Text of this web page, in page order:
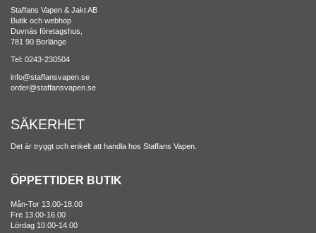
Staffans Vapen & Jakt AB
Butik och webhop
Duvnäs företagshus,
781 90 Borlänge
Tel: 0243-230504
info@staffansvapen.se
order@staffansvapen.se
SÄKERHET
Det är tryggt och enkelt att handla hos Staffans Vapen.
ÖPPETTIDER BUTIK
Mån-Tor 13.00-18.00
Fre 13.00-16.00
Lördag 10.00-14.00